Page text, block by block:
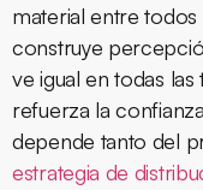
material entre
construye
ve igual en todas
refuerza la
depende tanto del
estrategia de